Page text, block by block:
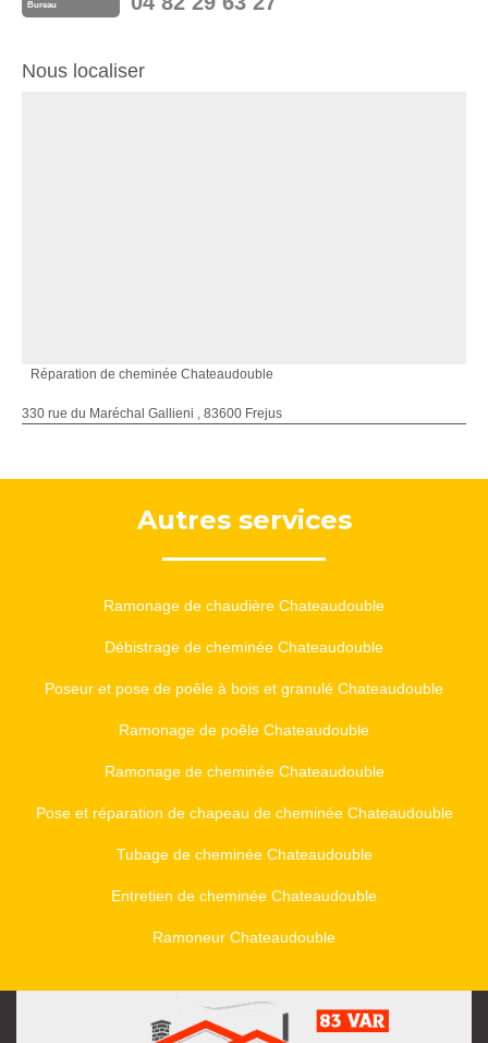
Bureau
Nous localiser
Réparation de cheminée Chateaudouble
330 rue du Maréchal Gallieni , 83600 Frejus
Autres services
Ramonage de chaudière Chateaudouble
Débistrage de cheminée Chateaudouble
Poseur et pose de poêle à bois et granulé Chateaudouble
Ramonage de poêle Chateaudouble
Ramonage de cheminée Chateaudouble
Pose et réparation de chapeau de cheminée Chateaudouble
Tubage de cheminée Chateaudouble
Entretien de cheminée Chateaudouble
Ramoneur Chateaudouble